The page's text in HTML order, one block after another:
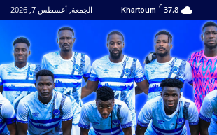
37.8
C
Khartoum الجمعة, أغسطس 7, 2026